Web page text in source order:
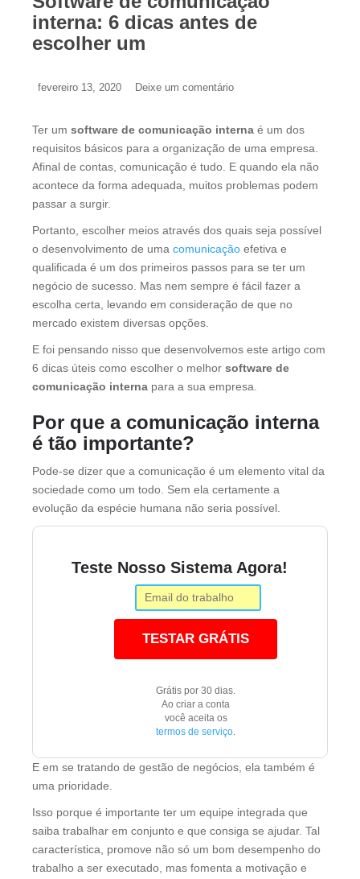
interna: 6 dicas antes de
escolher um
fevereiro 13, 2020 Deixe um comentário
Ter um software de comunicação interna é um dos
requisitos básicos para a organização de uma empresa.
Afinal de contas, comunicação é tudo. E quando ela não
acontece da forma adequada, muitos problemas podem
passar a surgir.
Portanto, escolher meios através dos quais seja possível
o desenvolvimento de uma comunicação efetiva e
qualificada é um dos primeiros passos para se ter um
negócio de sucesso. Mas nem sempre é fácil fazer a
escolha certa, levando em consideração de que no
mercado existem diversas opções.
E foi pensando nisso que desenvolvemos este artigo com
6 dicas úteis como escolher o melhor software de
comunicação interna para a sua empresa.
Por que a comunicação interna
é tão importante?
Pode-se dizer que a comunicação é um elemento vital da
sociedade como um todo. Sem ela certamente a
evolução da espécie humana não seria possível.
Teste Nosso Sistema Agora!
TESTAR GRÁTIS
Grátis por 30 dias.
Ao criar a conta
você aceita os
termos de serviço
E em se tratando de gestão de negócios, ela também é
uma prioridade.
Isso porque é importante ter um equipe integrada que
saiba trabalhar em conjunto e que consiga se ajudar. Tal
característica, promove não só um bom desempenho do
trabalho a ser executado, mas fomenta a motivação e